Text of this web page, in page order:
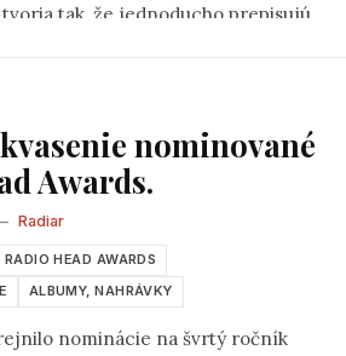
tak, že jednoducho prepisujú
do lesa – a prišli. Neveril som, že
zákaz vjazdu už od Červeného
bratislavské folkové
bolo skvelé.
nominované
Awards.
Radiar
RADIO HEAD AWARDS
ALBUMY, NAHRÁVKY
nominácie na švrtý ročník